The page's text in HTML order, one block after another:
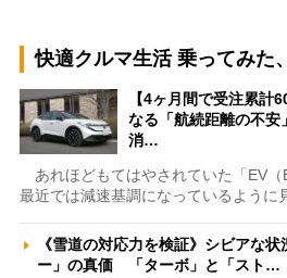
快適クルマ生活 乗ってみた
【4ヶ月間で受注累計
なる「航続距離の不安
消…
あれほどもてはやされていた「EV（
最近では減速基調になっているように
《雪道の対応力を検証》シビアな
ー」の真価 「ターボ」と「スト…